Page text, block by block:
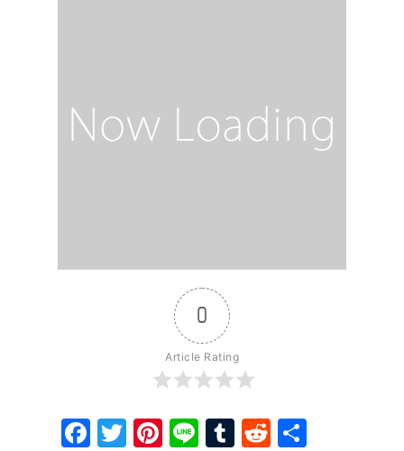
0
Article Rating
Facebook
Twitter
Pinterest
LineTumblr
Reddit